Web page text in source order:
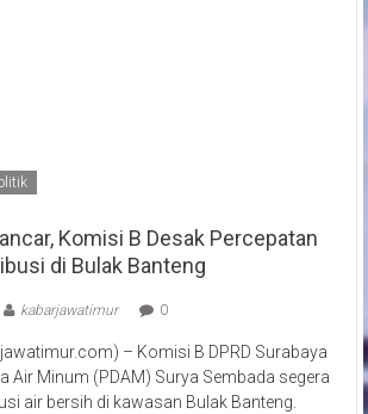
Komisi B Desak Percepatan
di Bulak Banteng
kabarjawatimur 0
– Komisi B DPRD Surabaya
Air Minum (PDAM) Surya Sembada segera
air bersih di kawasan Bulak Banteng.